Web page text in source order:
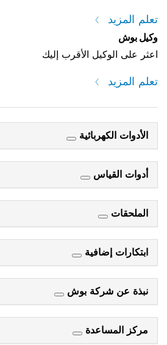
تعلم المزيد
وكيل بوش
اعثر على الوكيل الأقرب إليك
تعلم المزيد
الأدوات الكهربائية
أدوات القياس
الملحقات
ابتكارات إضافية
نبذة عن شركة بوش
مركز المساعدة